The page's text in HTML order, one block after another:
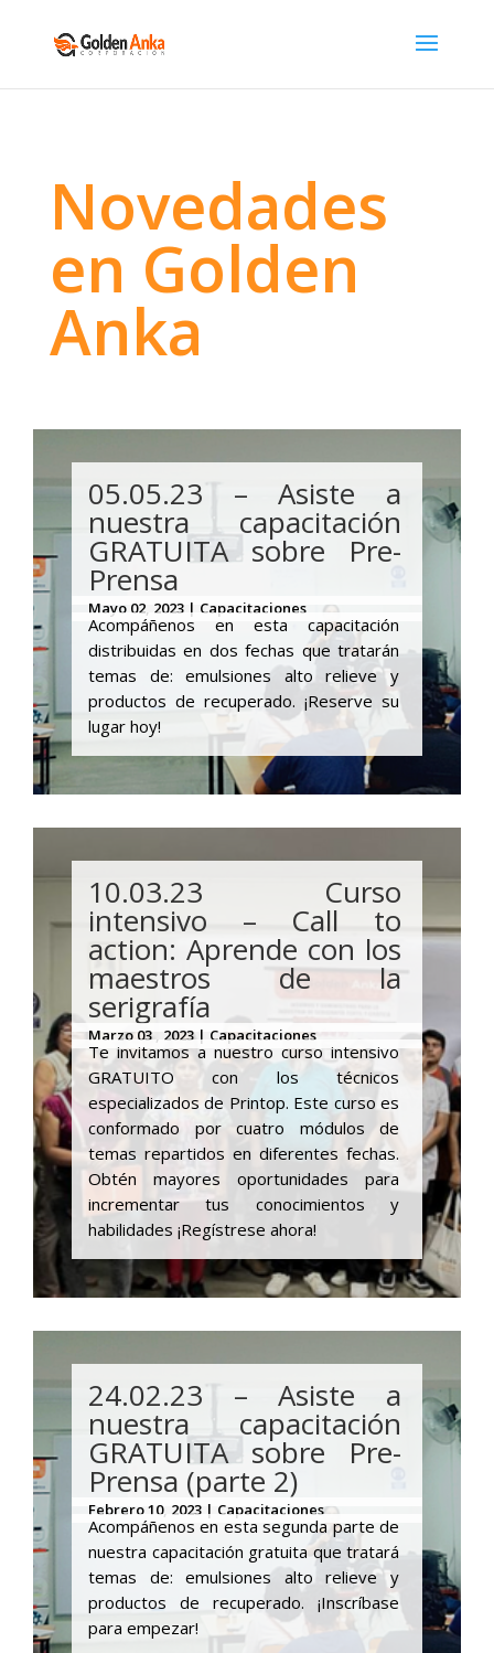
Novedades
en Golden
Anka
05.05.23 – Asiste a
nuestra capacitación
GRATUITA sobre Pre-
Prensa
Mayo 02, 2023 | Capacitaciones
Acompáñenos en esta capacitación
distribuidas en dos fechas que tratarán
temas de: emulsiones alto relieve y
productos de recuperado. ¡Reserve su
lugar hoy!
10.03.23 Curso
intensivo – Call to
action: Aprende con los
maestros de la
serigrafía
Marzo 03 , 2023 | Capacitaciones
Te invitamos a nuestro curso intensivo
GRATUITO con los técnicos
especializados de Printop. Este curso es
conformado por cuatro módulos de
temas repartidos en diferentes fechas.
Obtén mayores oportunidades para
incrementar tus conocimientos y
habilidades ¡Regístrese ahora!
24.02.23 – Asiste a
nuestra capacitación
GRATUITA sobre Pre-
Prensa (parte 2)
Febrero 10, 2023 | Capacitaciones
Acompáñenos en esta segunda parte de
nuestra capacitación gratuita que tratará
temas de: emulsiones alto relieve y
productos de recuperado. ¡Inscríbase
para empezar!